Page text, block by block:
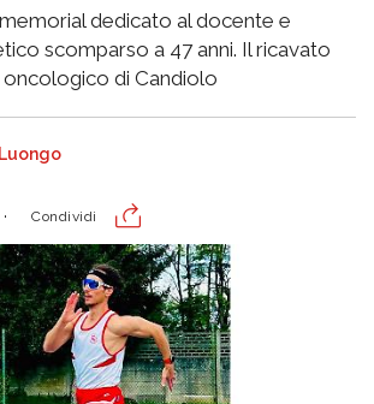
memorial dedicato al docente e
scomparso a 47 anni. Il ricavato
di Candiolo
Condividi